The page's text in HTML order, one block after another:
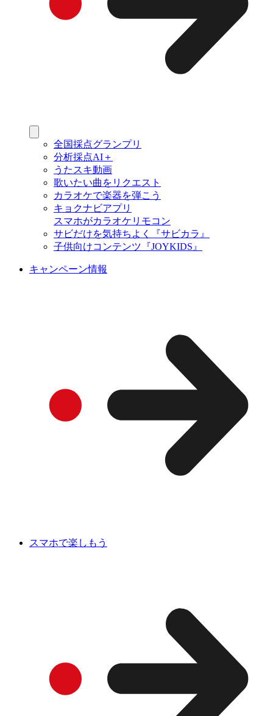
全国採点グランプリ
分析採点AI＋
うたスキ動画
歌いたい曲をリクエスト
カラオケで楽器を弾こう
キョクナビアプリ
スマホがカラオケリモコン
サビだけを気持ちよく『サビカラ』
子供向けコンテンツ『JOYKIDS』
キャンペーン情報
スマホで楽しもう